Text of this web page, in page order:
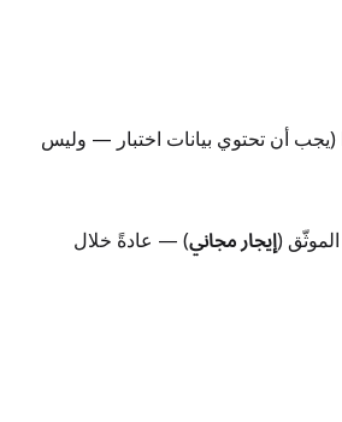
لفريق مراجعة Play (يجب أن تحتوي بيانات اختبار — وليس
(إيجار مجاني) — عادةً خلال